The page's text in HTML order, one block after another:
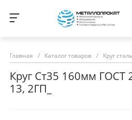
Главная / Каталог товаров / Круг
Круг Ст35 160мм ГОСТ
13, 2ГП_